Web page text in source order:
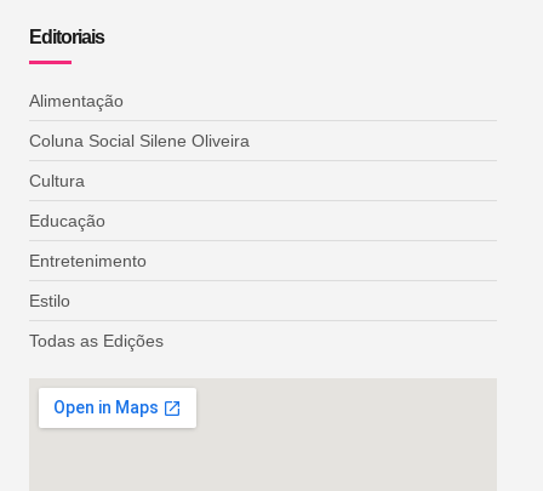
Editoriais
Alimentação
Coluna Social Silene Oliveira
Cultura
Educação
Entretenimento
Estilo
Todas as Edições